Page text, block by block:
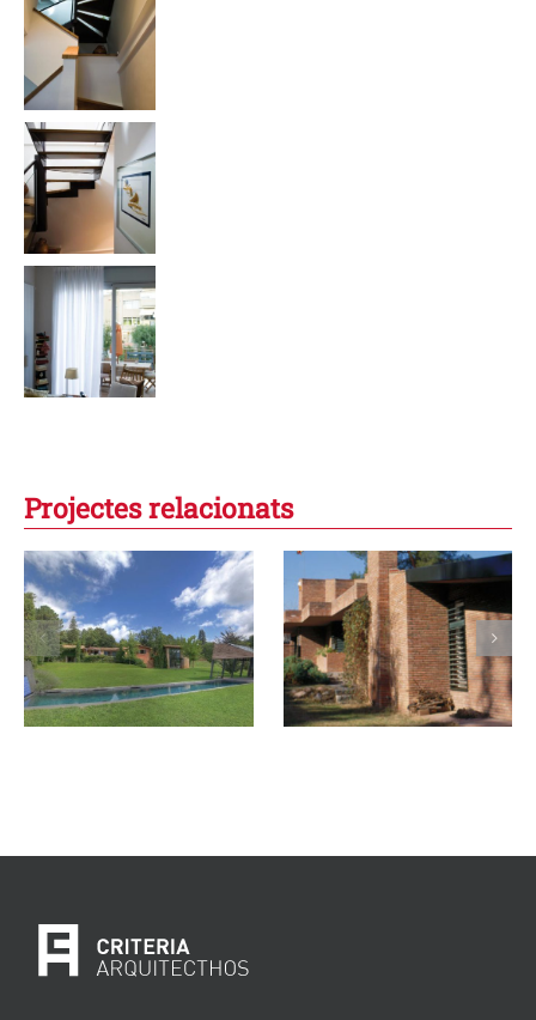
Projectes relacionats
Casa taller per a
una pintora a
Bellaterra
Casa taller per a
un escultor a
Olérdola